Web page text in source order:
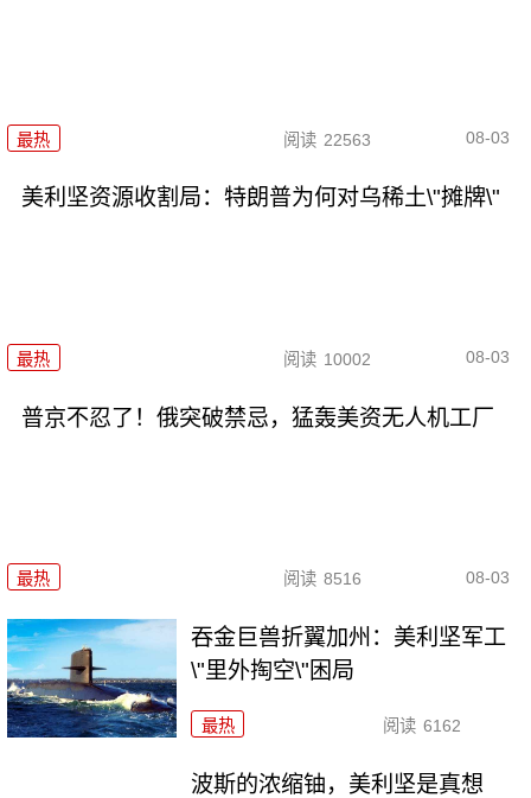
最热 阅读 22563 08-03
美利坚资源收割局：特朗普为何对乌稀土\"摊牌\"
最热 阅读 10002 08-03
普京不忍了！俄突破禁忌，猛轰美资无人机工厂
最热 阅读 8516 08-03
吞金巨兽折翼加州：美利坚军工
\"里外掏空\"困局
最热 阅读 6162
波斯的浓缩铀，美利坚是真想